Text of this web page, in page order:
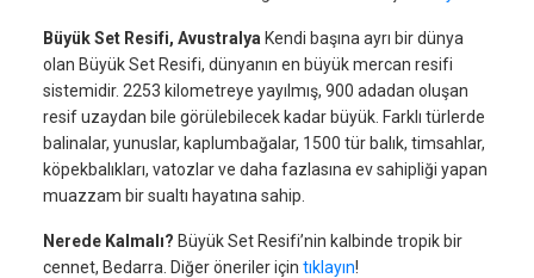
Büyük Set Resifi, Avustralya Kendi başına ayrı bir dünya
olan Büyük Set Resifi, dünyanın en büyük mercan resifi
sistemidir. 2253 kilometreye yayılmış, 900 adadan oluşan
resif uzaydan bile görülebilecek kadar büyük. Farklı türlerde
balinalar, yunuslar, kaplumbağalar, 1500 tür balık, timsahlar,
köpekbalıkları, vatozlar ve daha fazlasına ev sahipliği yapan
muazzam bir sualtı hayatına sahip.
Nerede Kalmalı? Büyük Set Resifi’nin kalbinde tropik bir
cennet, Bedarra. Diğer öneriler için tıklayın!